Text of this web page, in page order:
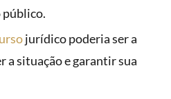
público.
jurídico poderia ser a
a situação e garantir sua